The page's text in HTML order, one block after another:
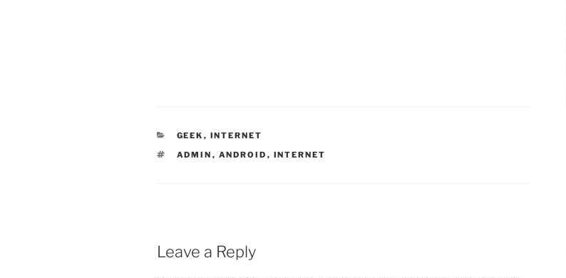
CATEGORIES
GEEK , INTERNET
TAGS
ADMIN , ANDROID , INTERNET
Leave a Reply